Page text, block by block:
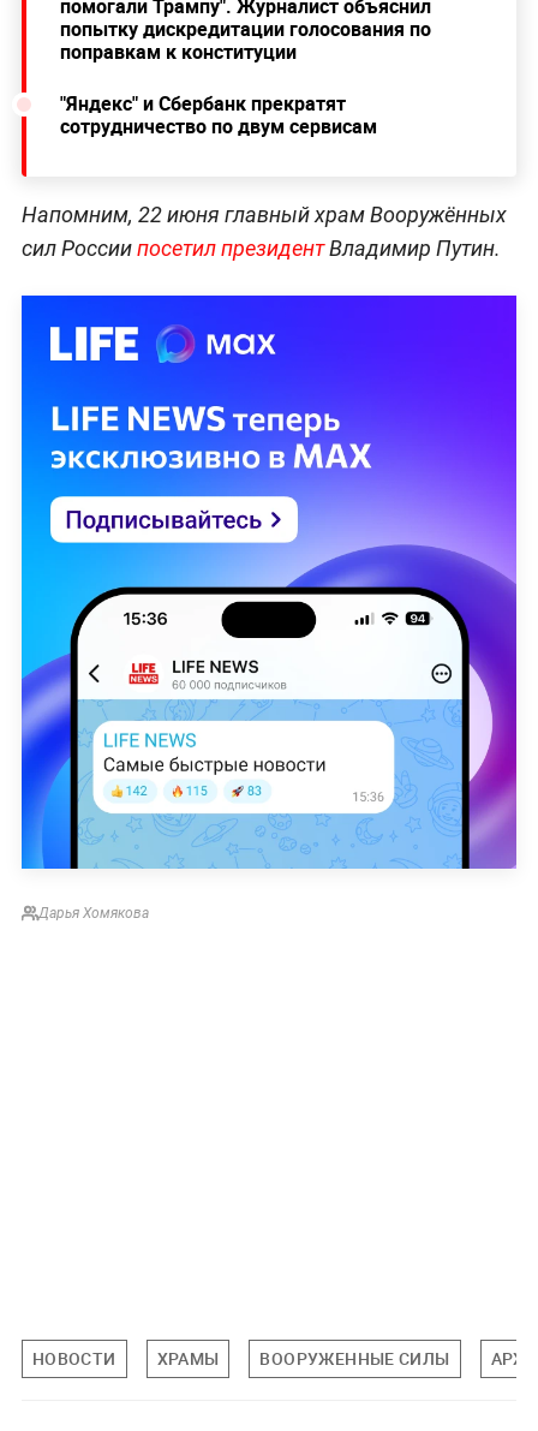
помогали Трампу". Журналист объяснил
попытку дискредитации голосования по
поправкам к конституции
"Яндекс" и Сбербанк прекратят
сотрудничество по двум сервисам
Напомним, 22 июня главный храм Вооружённых
сил Россиипосетил президентВладимир Путин.
Дарья Хомякова
НОВОСТИ ХРАМЫ ВООРУЖЕННЫЕ СИЛЫ